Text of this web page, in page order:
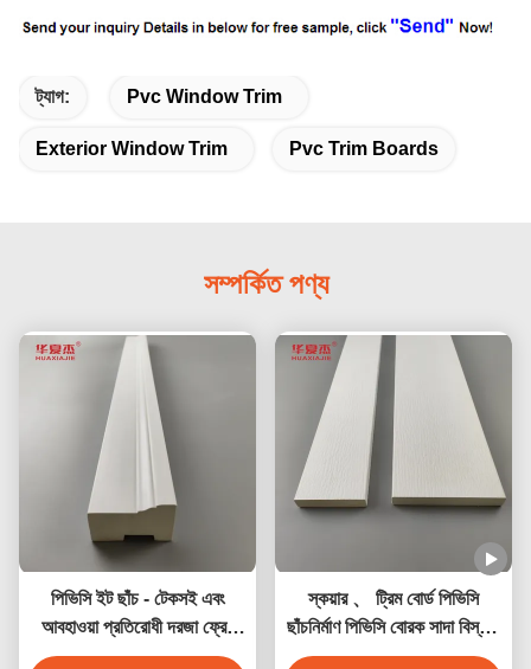
ট্যাগ: Pvc Window Trim
Exterior Window Trim Pvc Trim Boards
সম্পর্কিত পণ্য
পিভিসি ইট ছাঁচ - টেকসই এবং
আবহাওয়া প্রতিরোধী দরজা ফ্রেম
ট্রিম
স্কয়ার 、 ট্রিম বোর্ড পিভিসি
ছাঁচনির্মাণ পিভিসি বোরক সাদা বিস্তৃত
অ্যাপ্লিকেশন জন্য